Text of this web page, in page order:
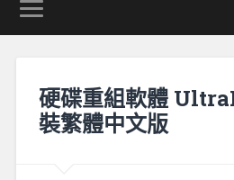
硬碟重組軟體
裝繁體中文版